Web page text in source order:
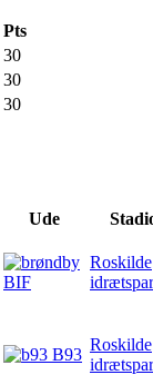
Pts
30
30
30
Ude
BIF
Roskilde
B93
Roskilde